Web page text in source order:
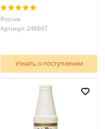
Россия
Артикул: 246697
Узнать о поступлении